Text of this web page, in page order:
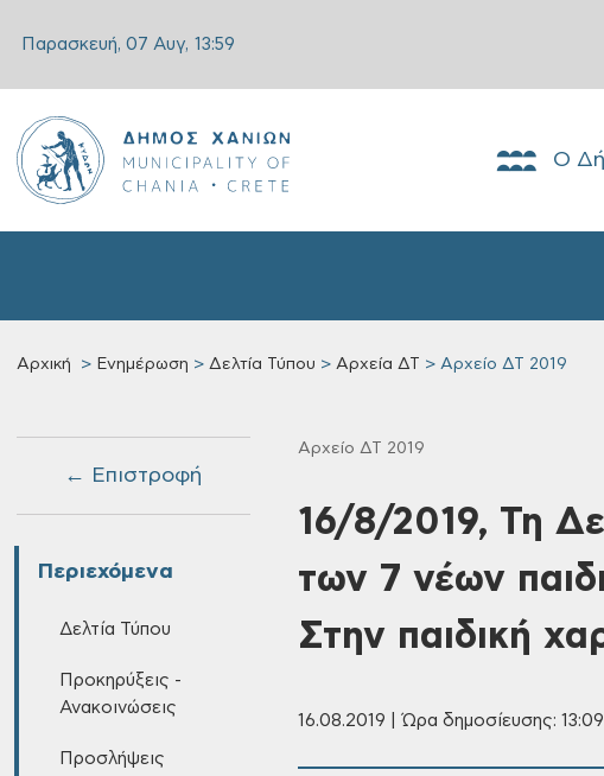
Παρασκευή, 07 Αυγ, 13:59
Ο
Αρχική Ενημέρωση Δελτία Τύπου Αρχεία ΔΤ Αρχείο ΔΤ 2019
← Επιστροφή
Περιεχόμενα
Δελτία Τύπου
Προκηρύξεις -
Ανακοινώσεις
Προσλήψεις
Αρχείο ΔΤ 2019
16/8/2019, Τη
των 7 νέων
Στην παιδική
16.08.2019 | Ώρα δημοσίευσης: 13:09